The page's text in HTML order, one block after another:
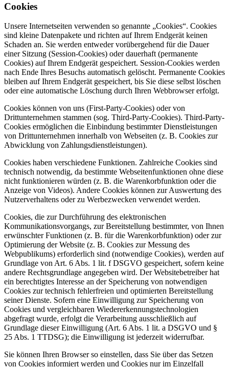
Cookies
Unsere Internetseiten verwenden so genannte „Cookies“. Cookies
sind kleine Datenpakete und richten auf Ihrem Endgerät keinen
Schaden an. Sie werden entweder vorübergehend für die Dauer
einer Sitzung (Session-Cookies) oder dauerhaft (permanente
Cookies) auf Ihrem Endgerät gespeichert. Session-Cookies werden
nach Ende Ihres Besuchs automatisch gelöscht. Permanente Cookies
bleiben auf Ihrem Endgerät gespeichert, bis Sie diese selbst löschen
oder eine automatische Löschung durch Ihren Webbrowser erfolgt.
Cookies können von uns (First-Party-Cookies) oder von
Drittunternehmen stammen (sog. Third-Party-Cookies). Third-Party-
Cookies ermöglichen die Einbindung bestimmter Dienstleistungen
von Drittunternehmen innerhalb von Webseiten (z. B. Cookies zur
Abwicklung von Zahlungsdienstleistungen).
Cookies haben verschiedene Funktionen. Zahlreiche Cookies sind
technisch notwendig, da bestimmte Webseitenfunktionen ohne diese
nicht funktionieren würden (z. B. die Warenkorbfunktion oder die
Anzeige von Videos). Andere Cookies können zur Auswertung des
Nutzerverhaltens oder zu Werbezwecken verwendet werden.
Cookies, die zur Durchführung des elektronischen
Kommunikationsvorgangs, zur Bereitstellung bestimmter, von Ihnen
erwünschter Funktionen (z. B. für die Warenkorbfunktion) oder zur
Optimierung der Website (z. B. Cookies zur Messung des
Webpublikums) erforderlich sind (notwendige Cookies), werden auf
Grundlage von Art. 6 Abs. 1 lit. f DSGVO gespeichert, sofern keine
andere Rechtsgrundlage angegeben wird. Der Websitebetreiber hat
ein berechtigtes Interesse an der Speicherung von notwendigen
Cookies zur technisch fehlerfreien und optimierten Bereitstellung
seiner Dienste. Sofern eine Einwilligung zur Speicherung von
Cookies und vergleichbaren Wiedererkennungstechnologien
abgefragt wurde, erfolgt die Verarbeitung ausschließlich auf
Grundlage dieser Einwilligung (Art. 6 Abs. 1 lit. a DSGVO und §
25 Abs. 1 TTDSG); die Einwilligung ist jederzeit widerrufbar.
Sie können Ihren Browser so einstellen, dass Sie über das Setzen
von Cookies informiert werden und Cookies nur im Einzelfall